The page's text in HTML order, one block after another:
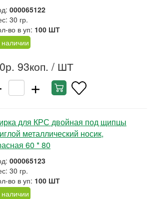
000065122
30 гр.
во в уп: 100 ШТ
93коп. / ШТ
+
для КРС двойная под щипцы
металлический носик,
60 * 80
000065123
30 гр.
во в уп: 100 ШТ